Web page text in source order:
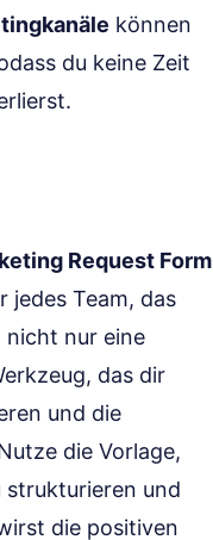
können
du keine Zeit
Request Form
Team, das
nur eine
das dir
und die
die Vorlage,
strukturieren und
die positiven